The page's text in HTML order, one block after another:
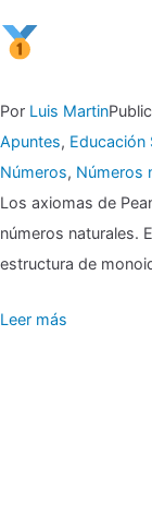
Por Luis Martin
Apuntes, Educación
Números, Números
Los axiomas de
números naturales.
estructura de
Leer más